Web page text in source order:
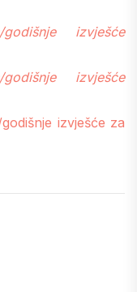
godišnje izvješće
godišnje izvješće
izvješće za